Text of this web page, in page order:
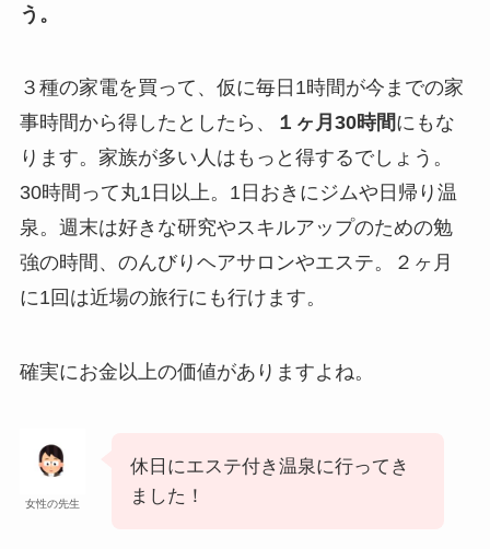
う。
３種の家電を買って、仮に毎日1時間が今までの家
事時間から得したとしたら、
１ヶ月30時間にもな
ります。家族が多い人はもっと得するでしょう。
30時間って丸1日以上。1日おきにジムや日帰り温
泉。週末は好きな研究やスキルアップのための勉
強の時間、のんびりヘアサロンやエステ。２ヶ月
に1回は近場の旅行にも行けます。
確実にお金以上の価値がありますよね。
女性の先生
休日にエステ付き温泉に行ってき
ました！